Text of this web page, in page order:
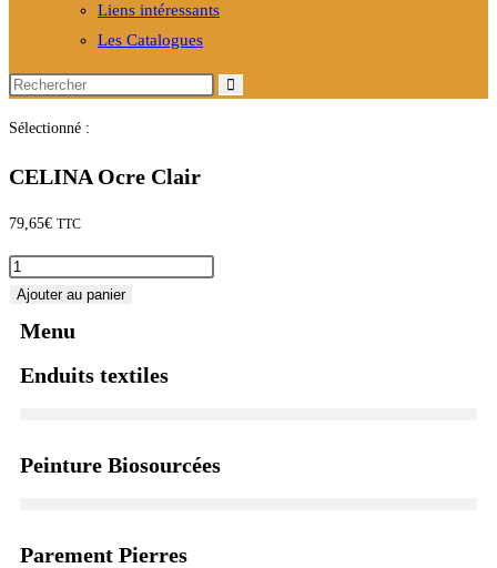
Liens intéressants
Les Catalogues
Sélectionné :
CELINA Ocre Clair
79,65€ TTC
Ajouter au panier
Menu
Enduits textiles
Peinture Biosourcées
Parement Pierres